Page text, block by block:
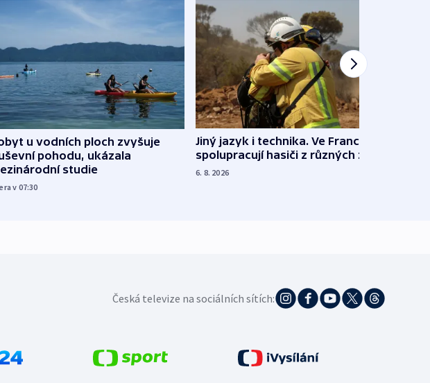
u vodních ploch zvyšuje
pohodu, ukázala
studie
v 07:30
Jiný jazyk i technika. Ve Francii
spolupracují hasiči z různých zemí
6. 8. 2026
Česká televize na sociálních sítích: